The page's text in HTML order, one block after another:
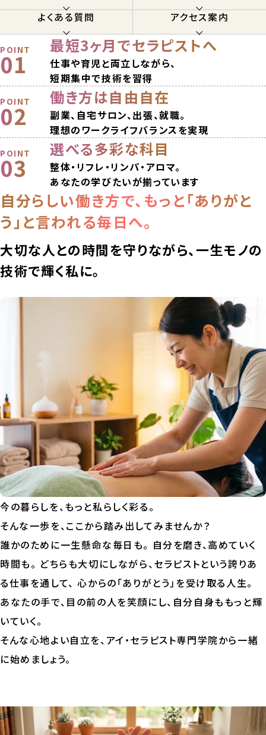
よくある質問
アクセス案内
POINT
01
最短3ヶ月でセラピストへ
仕事や育児と両立しながら、
短期集中で技術を習得
POINT
02
働き方は自由自在
副業、自宅サロン、出張、就職。
理想のワークライフバランスを実現
POINT
03
選べる多彩な科目
整体・リフレ・リンパ・アロマ。
あなたの学びたいが揃っています
自分らしい働き方で、もっと「ありがと
う」と言われる毎日へ。
大切な人との時間を守りながら、一生モノの
技術で輝く私に。
今の暮らしを、もっと私らしく彩る。
そんな一歩を、ここから踏み出してみませんか？
誰かのために一生懸命な毎日も。 自分を磨き、高めていく
時間も。 どちらも大切にしながら、セラピストという誇りあ
る仕事を通して、 心からの「ありがとう」を受け取る人生。
あなたの手で、目の前の人を笑顔にし、自分自身ももっと輝
いていく。
そんな心地よい自立を、アイ・セラピスト専門学院から一緒
に始めましょう。